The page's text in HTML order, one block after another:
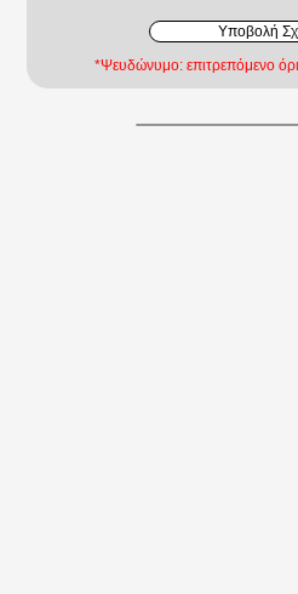
Υποβολή
*Ψευδώνυμο: επιτρεπόμενο